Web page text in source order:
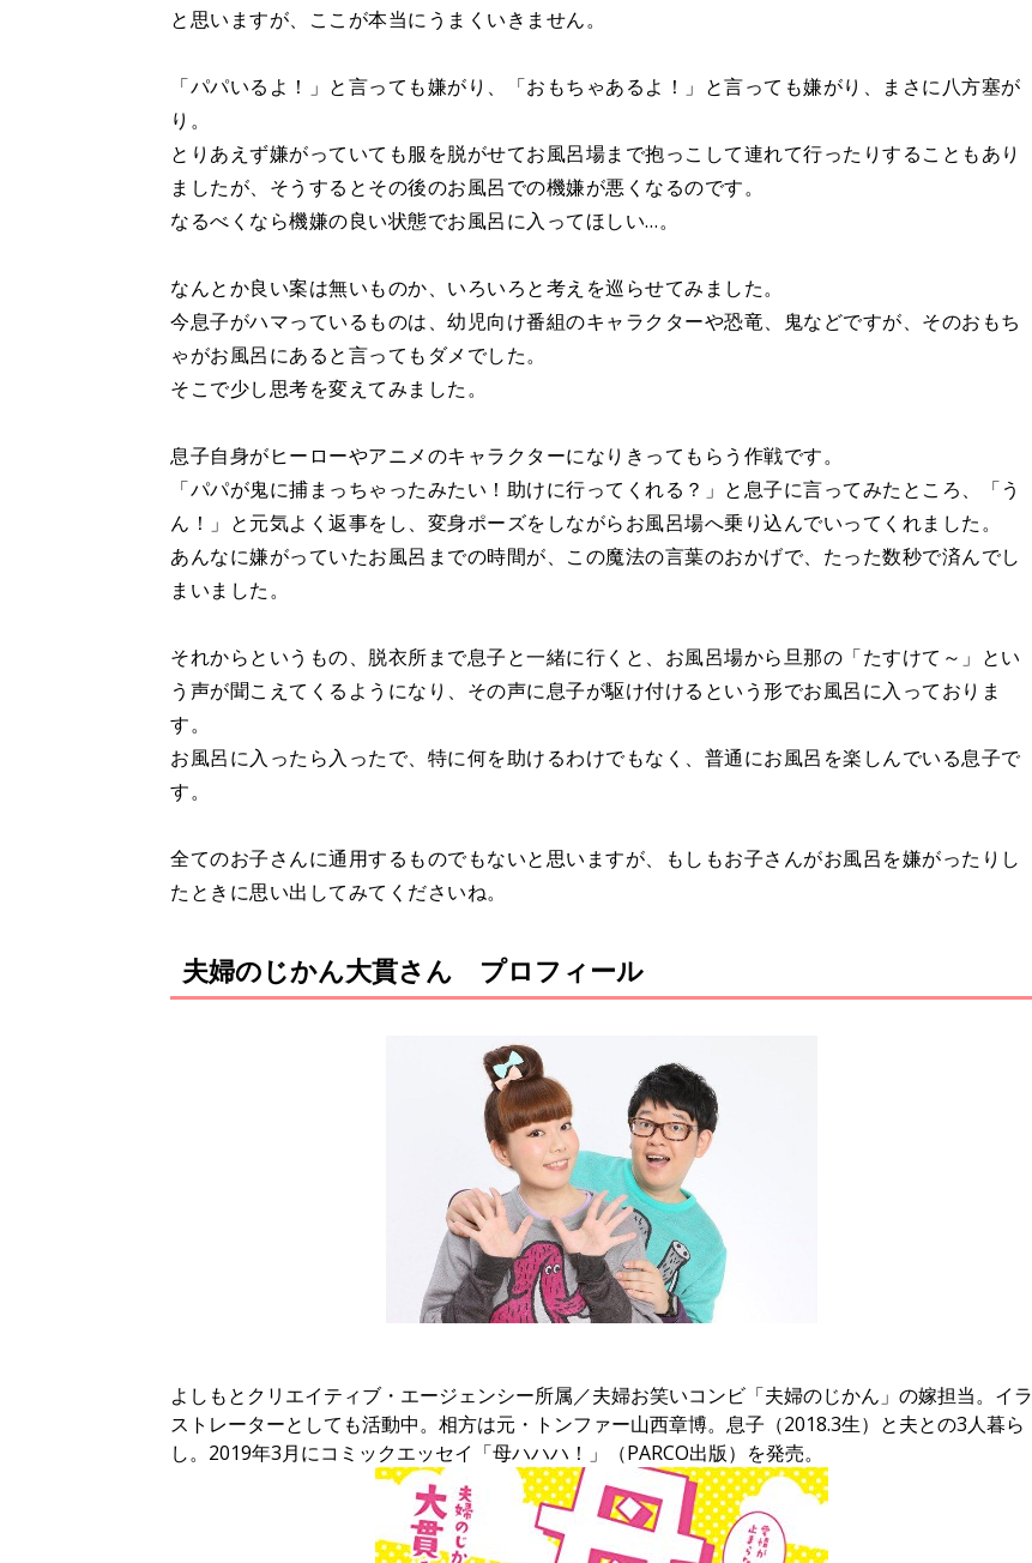
と思いますが、ここが本当にうまくいきません。
「パパいるよ！」と言っても嫌がり、「おもちゃあるよ！」と言っても嫌がり、まさに八方塞が
り。
とりあえず嫌がっていても服を脱がせてお風呂場まで抱っこして連れて行ったりすることもあり
ましたが、そうするとその後のお風呂での機嫌が悪くなるのです。
なるべくなら機嫌の良い状態でお風呂に入ってほしい…。
なんとか良い案は無いものか、いろいろと考えを巡らせてみました。
今息子がハマっているものは、幼児向け番組のキャラクターや恐竜、鬼などですが、そのおもち
ゃがお風呂にあると言ってもダメでした。
そこで少し思考を変えてみました。
息子自身がヒーローやアニメのキャラクターになりきってもらう作戦です。
「パパが鬼に捕まっちゃったみたい！助けに行ってくれる？」と息子に言ってみたところ、「う
ん！」と元気よく返事をし、変身ポーズをしながらお風呂場へ乗り込んでいってくれました。
あんなに嫌がっていたお風呂までの時間が、この魔法の言葉のおかげで、たった数秒で済んでし
まいました。
それからというもの、脱衣所まで息子と一緒に行くと、お風呂場から旦那の「たすけて～」とい
う声が聞こえてくるようになり、その声に息子が駆け付けるという形でお風呂に入っておりま
す。
お風呂に入ったら入ったで、特に何を助けるわけでもなく、普通にお風呂を楽しんでいる息子で
す。
全てのお子さんに通用するものでもないと思いますが、もしもお子さんがお風呂を嫌がったりし
たときに思い出してみてくださいね。
夫婦のじかん大貫さん プロフィール
よしもとクリエイティブ・エージェンシー所属／夫婦お笑いコンビ「夫婦のじかん」の嫁担当。イラ
ストレーターとしても活動中。相方は元・トンファー山西章博。息子（2018.3生）と夫との3人暮ら
し。2019年3月にコミックエッセイ「母ハハハ！」（PARCO出版）を発売。